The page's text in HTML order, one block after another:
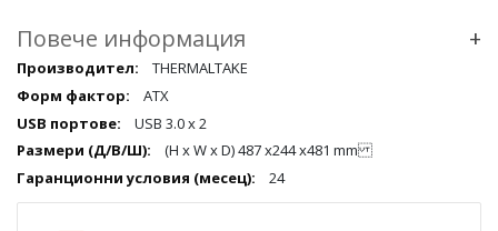
Повече информация +
Повече
информация
qqq
THERMALTAKE
ATX
USB 3.0 x 2
(H x W x D) 487 x244 x481 mm
24